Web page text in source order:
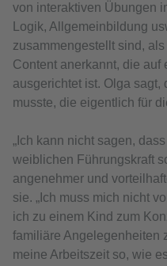
von interaktiven Übungen
Logik, Allgemeinbildung
zusammengestellt sind,
Content anerkannt, die
ausgerichtet ist. Olga sagt,
musste, die eigentlich für
„Ich kann nicht sagen,
weiblichen Führungskraft
angenehmer und
sie. „Ich muss mich nicht
ich zu einem Kind zum
familiäre Angelegenheiten
meine Arbeitszeit so, wie